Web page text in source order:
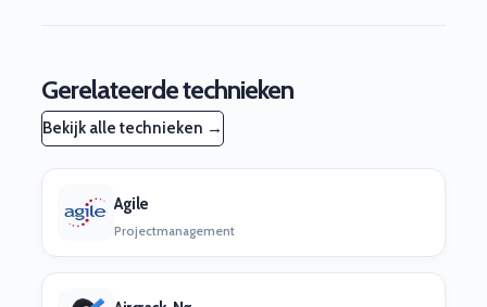
Gerelateerde technieken
Bekijk alle technieken →
Agile
Projectmanagement